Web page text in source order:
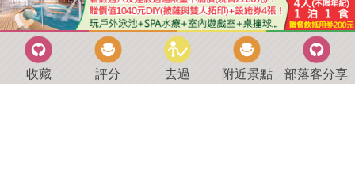
收藏 評分 去過 附近景點 部落客分享